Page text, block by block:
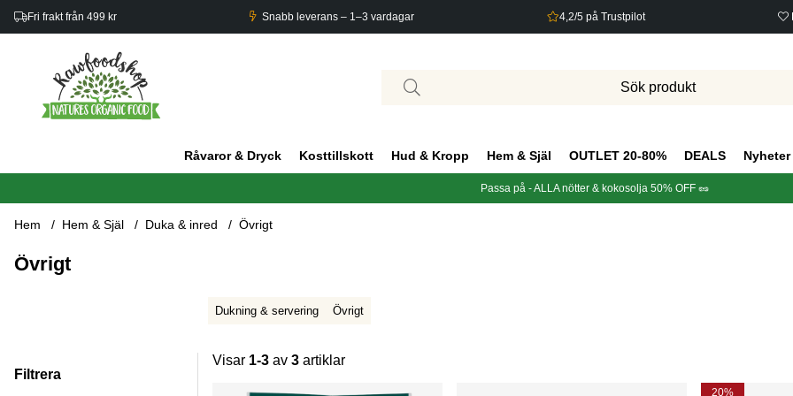
Fri frakt från 499 kr Snabb leverans – 1–3 vardagar 4,2/5 på Trustpilot
Råvaror & Dryck Kosttillskott Hud & Kropp Hem & Själ OUTLET 20-80% DEALS Nyheter
Passa på - ALLA nötter & kokosolja 50% OFF 🥜
Hem Hem & Själ Duka & inred Övrigt
Övrigt
Dukning & servering Övrigt
Filtrera
Visar 1-3 av 3 artiklar
Produkter
20%